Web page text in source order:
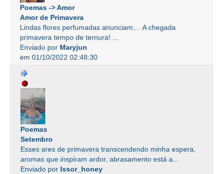
Poemas -> Amor
Amor de Primavera
Lindas flores perfumadas anunciam... A chegada
primavera tempo de ternura! ...
Enviado por Maryjun
em 01/10/2022 02:48:30
Poemas
Setembro
Esses ares de primavera transcendendo minha espera,
aromas que inspiram ardor, abrasamento está a...
Enviado por Issor_honey